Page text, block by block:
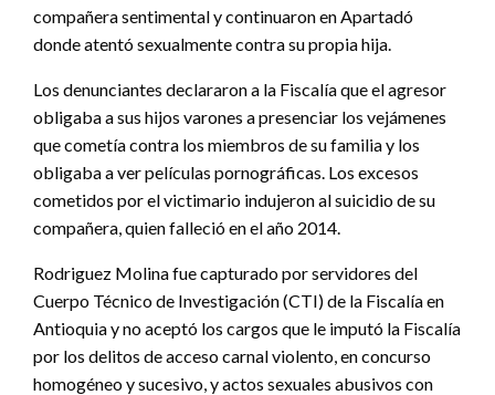
compañera sentimental y continuaron en Apartadó
donde atentó sexualmente contra su propia hija.
Los denunciantes declararon a la Fiscalía que el agresor
obligaba a sus hijos varones a presenciar los vejámenes
que cometía contra los miembros de su familia y los
obligaba a ver películas pornográficas. Los excesos
cometidos por el victimario indujeron al suicidio de su
compañera, quien falleció en el año 2014.
Rodriguez Molina fue capturado por servidores del
Cuerpo Técnico de Investigación (CTI) de la Fiscalía en
Antioquia y no aceptó los cargos que le imputó la Fiscalía
por los delitos de acceso carnal violento, en concurso
homogéneo y sucesivo, y actos sexuales abusivos con